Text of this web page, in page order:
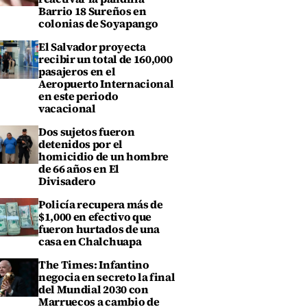
Barrio 18 Sureños en
colonias de Soyapango
El Salvador proyecta
recibir un total de 160,000
pasajeros en el
Aeropuerto Internacional
en este periodo
vacacional
Dos sujetos fueron
detenidos por el
homicidio de un hombre
de 66 años en El
Divisadero
Policía recupera más de
$1,000 en efectivo que
fueron hurtados de una
casa en Chalchuapa
The Times: Infantino
negocia en secreto la final
del Mundial 2030 con
Marruecos a cambio de